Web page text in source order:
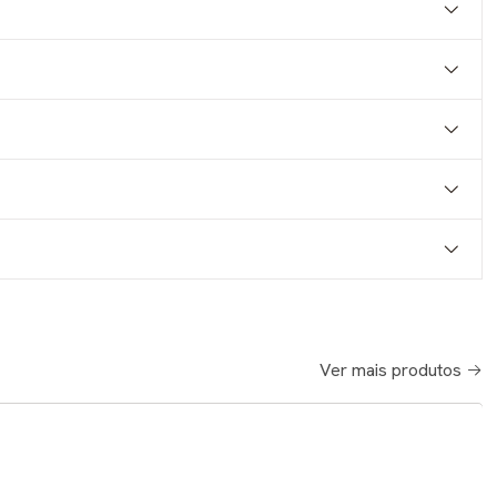
Ver mais produtos